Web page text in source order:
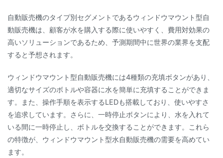
自動販売機のタイプ別セグメントであるウィンドウマウント型自
動販売機は、顧客が水を購入する際に使いやすく、費用対効果の
高いソリューションであるため、予測期間中に世界の業界を支配
すると予想されます。
ウィンドウマウント型自動販売機には4種類の充填ボタンがあり、
適切なサイズのボトルや容器に水を簡単に充填することができま
す。また、操作手順を表示するLEDも搭載しており、使いやすさ
を追求しています。さらに、一時停止ボタンにより、水を入れて
いる間に一時停止し、ボトルを交換することができます。これら
の特徴が、ウィンドウマウント型水自動販売機の需要を高めてい
ます。